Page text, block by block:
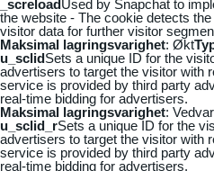
_screloadUsed by Snapchat to
the website - The cookie detects
visitor data for further visitor
Maksimal lagringsvarighet: Økt
u_sclidSets a unique ID for the
advertisers to target the visitor with
service is provided by third party
real-time bidding for advertisers.
Maksimal lagringsvarighet:
u_sclid_rSets a unique ID for the
advertisers to target the visitor with
service is provided by third party
real-time bidding for advertisers.